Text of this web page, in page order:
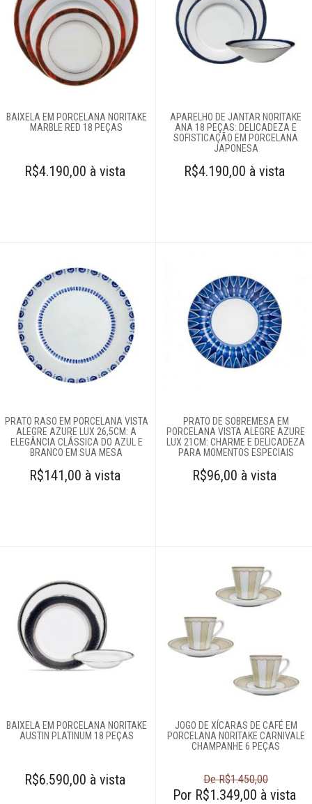
61
996581061
Televendas
61
BAIXELA EM PORCELANA NORITAKE
MARBLE RED 18 PEÇAS
R$4.190,00 à vista
APARELHO DE JANTAR NORITAKE
ANA 18 PEÇAS: DELICADEZA E
SOFISTICAÇÃO EM PORCELANA
JAPONESA
R$4.190,00 à vista
PRATO RASO EM PORCELANA VISTA
ALEGRE AZURE LUX 26,5CM: A
ELEGÂNCIA CLÁSSICA DO AZUL E
BRANCO EM SUA MESA
R$141,00 à vista
PRATO DE SOBREMESA EM
PORCELANA VISTA ALEGRE AZURE
LUX 21CM: CHARME E DELICADEZA
PARA MOMENTOS ESPECIAIS
R$96,00 à vista
BAIXELA EM PORCELANA NORITAKE
AUSTIN PLATINUM 18 PEÇAS
R$6.590,00 à vista
JOGO DE XÍCARAS DE CAFÉ EM
PORCELANA NORITAKE CARNIVALE
CHAMPANHE 6 PEÇAS
De R$1.450,00
Por R$1.349,00 à vista